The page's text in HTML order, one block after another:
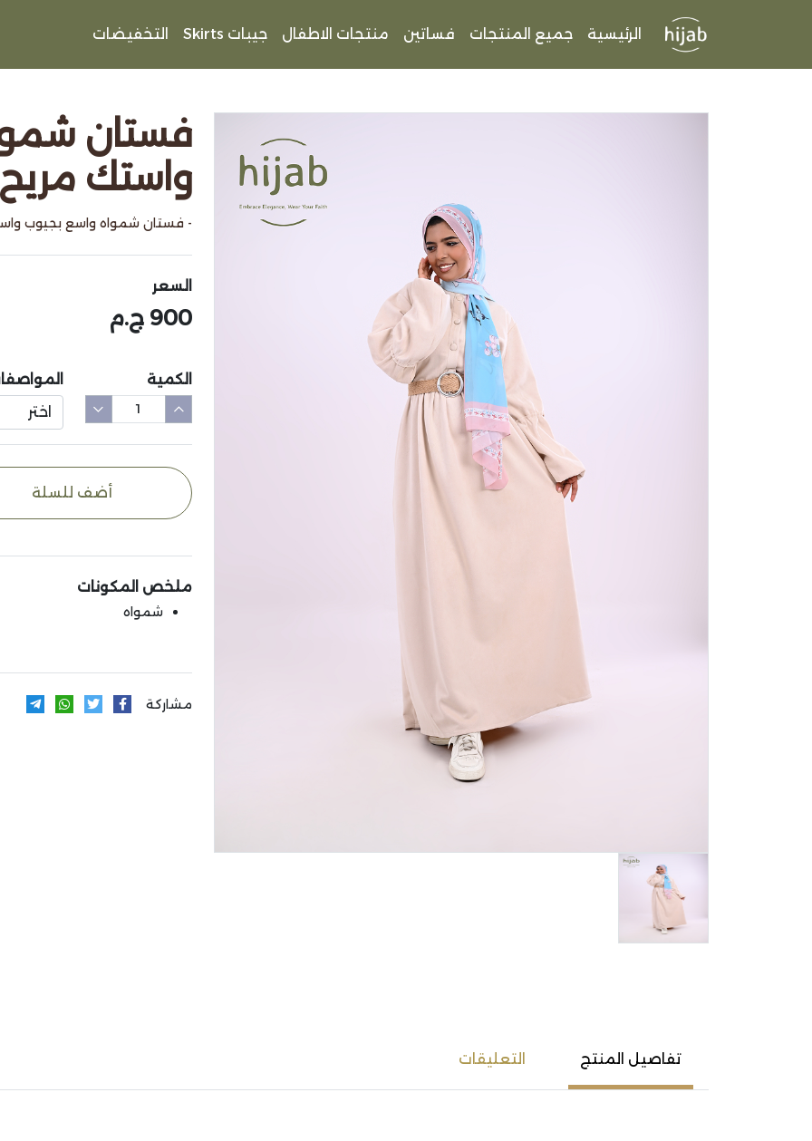
الرئيسية جميع المنتجات فساتين منتجات الاطفال جيبات Skirts التخفيضات
فستان
واستك مريح
- فستان شمواه واسع بجيوب
السعر
900 ج.م
الكمية
اختر
أضف للسلة
ملخص المكونات
شمواه
مشاركة
تفاصيل المنتج التعليقات